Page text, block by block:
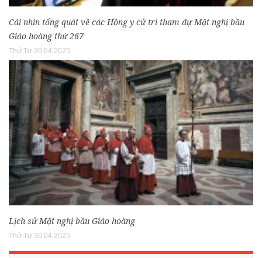
Cái nhìn tổng quát về các Hồng y cử tri tham dự Mật nghị bầu
Giáo hoàng thứ 267
Thứ Tư 30.04.2025
Lịch sử Mật nghị bầu Giáo hoàng
Thứ Tư 30.04.2025